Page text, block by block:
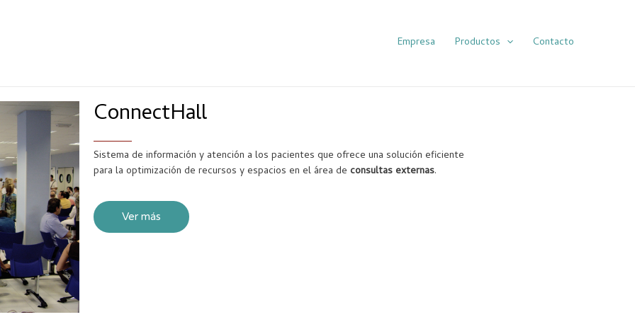
Empresa Productos Contacto
ConnectHall
Sistema de información y atención a los pacientes que ofrece una solución eficiente
para la optimización de recursos y espacios en el área de consultas externas.
Ver más